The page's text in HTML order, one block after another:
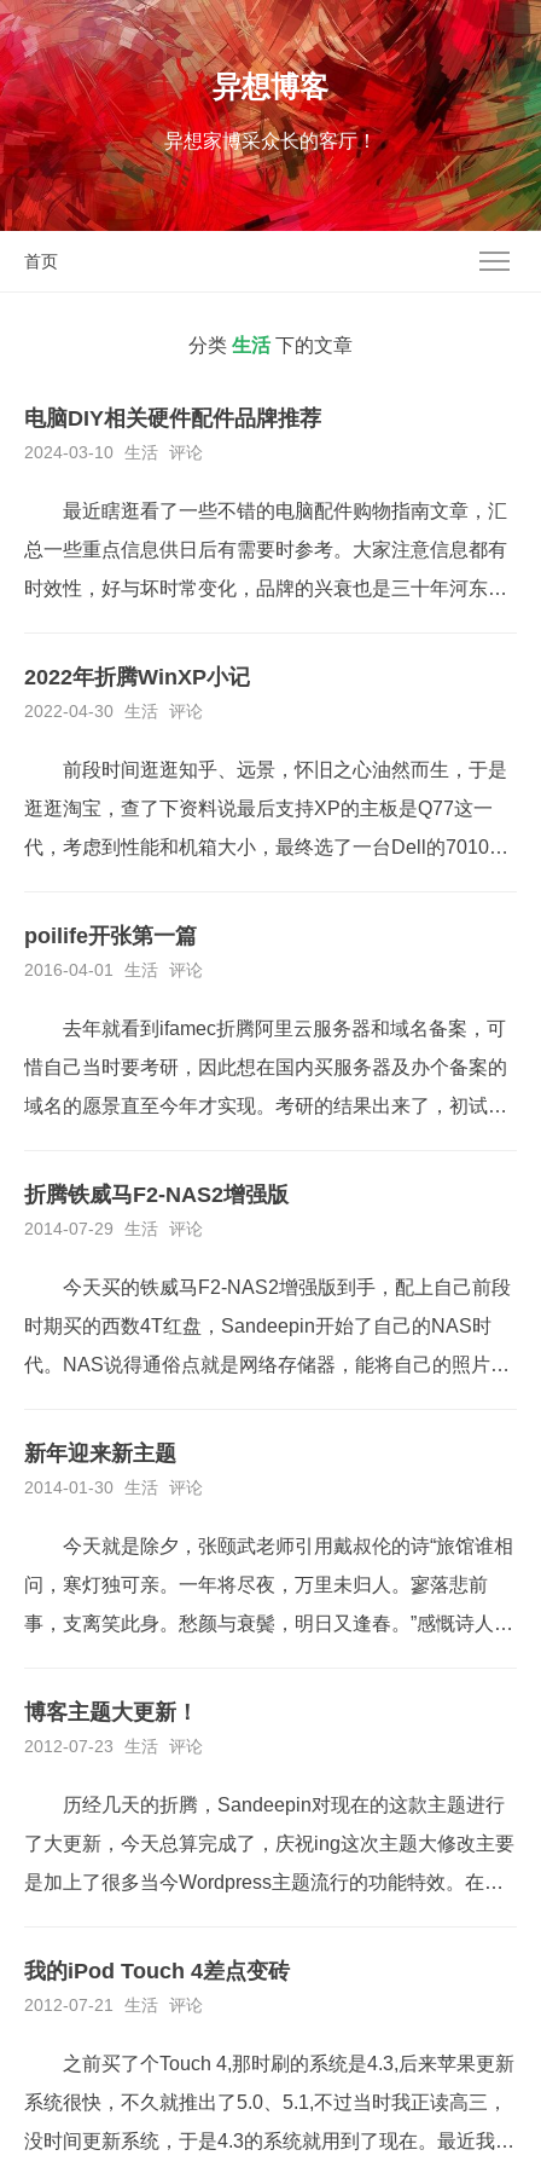
异想博客
异想家博采众长的客厅！
首页
分类 生活下的文章
电脑DIY相关硬件配件品牌推荐
2024-03-10 生活 评论
最近瞎逛看了一些不错的电脑配件购物指南文章，汇
总一些重点信息供日后有需要时参考。大家注意信息都有
时效性，好与坏时常变化，品牌的兴衰也是三十年河东三
评，逛逛相关贴吧论坛，获取一手信息，有条件甚至实体
店或网购对比。固态硬盘银角大仙人推荐：固态硬盘一直
有：三星...
2022年折腾WinXP小记
2022-04-30 生活 评论
前段时间逛逛知乎、远景，怀旧之心油然而生，于是
逛逛淘宝，查了下资料说最后支持XP的主板是Q77这一
代，考虑到性能和机箱大小，最终选了一台Dell的7010小
让卖家加了个独显GT710，最后一共1610元拿下，不算便
宜，但也值得。到手后卖家默认装的是Win10，自己使用
poilife开张第一篇
2016-04-01 生活 评论
去年就看到ifamec折腾阿里云服务器和域名备案，可
惜自己当时要考研，因此想在国内买服务器及办个备案的
域名的愿景直至今年才实现。考研的结果出来了，初试复
比本科时代还要繁忙，但些许的休憩还是有的，于是借着
空闲的时光，构成了本博客的由来。本来ifamec推荐自己
折腾铁威马F2-NAS2增强版
2014-07-29 生活 评论
今天买的铁威马F2-NAS2增强版到手，配上自己前段
时期买的西数4T红盘，Sandeepin开始了自己的NAS时
代。NAS说得通俗点就是网络存储器，能将自己的照片和
电影，有时在手机上看，有时在电脑上看，这样一个文件
常要拷几遍。特别是放在电脑里的文件，文件夹建了一层
新年迎来新主题
2014-01-30 生活 评论
今天就是除夕，张颐武老师引用戴叔伦的诗“旅馆谁相
问，寒灯独可亲。一年将尽夜，万里未归人。寥落悲前
事，支离笑此身。愁颜与衰鬓，明日又逢春。”感慨诗人在
在理，人自然有忧伤，但快乐也不会少。这不，Sandeepi
n几天前就为了马年的新面貌折腾着博客主题——新年，
博客主题大更新！
2012-07-23 生活 评论
历经几天的折腾，Sandeepin对现在的这款主题进行
了大更新，今天总算完成了，庆祝ing这次主题大修改主要
是加上了很多当今Wordpress主题流行的功能特效。在这
过收获是很大的，学习了很多特效代码，也积累了很多经
验。能自己修改成功的就直接写代码，没到那水平，咋整
我的iPod Touch 4差点变砖
2012-07-21 生活 评论
之前买了个Touch 4,那时刷的系统是4.3,后来苹果更新
系统很快，不久就推出了5.0、5.1,不过当时我正读高三，
没时间更新系统，于是4.3的系统就用到了现在。最近我有